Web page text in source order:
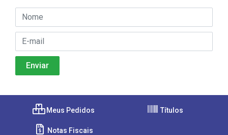
Meus Pedidos Títulos
Notas Fiscais